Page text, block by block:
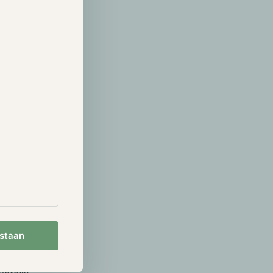
een
werd 2.480
naarmate
ETF
in
de
in.